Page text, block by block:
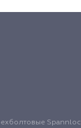
Spannloc